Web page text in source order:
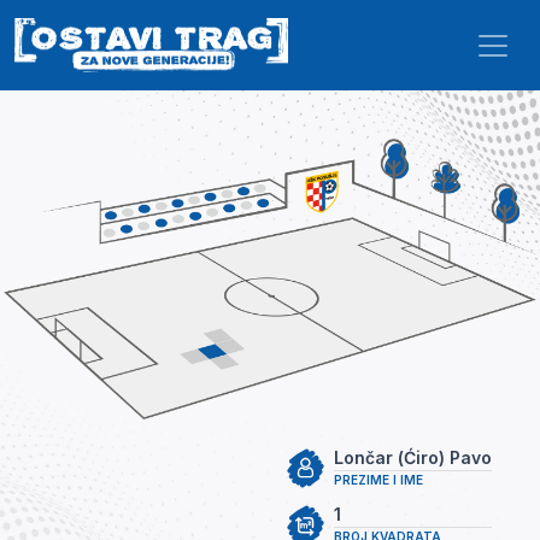
Skip to main content
PREZIME I IME
Lončar (Ćiro) Pavo
BROJ KVADRATA
1